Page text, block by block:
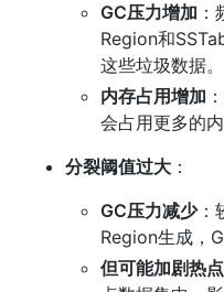
GC压力增加
Region和
这些垃圾数据。
内存占用增加
会占用更多的
分裂阈值过大 ：
GC压力减少：
Region生成，
但可能加剧热